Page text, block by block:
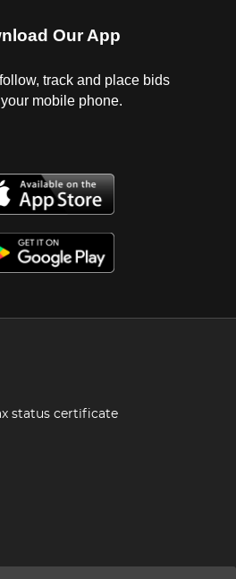
Our App
track and place bids
mobile phone.
status certificate